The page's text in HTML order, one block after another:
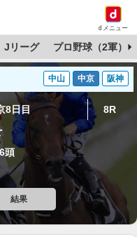
dメニュー
Jリーグ プロ野球（2軍）
中山 中京 阪神
8日目 8R
頭
結果